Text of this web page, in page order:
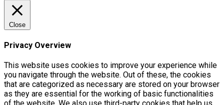
Close
Privacy Overview
This website uses cookies to improve your experience while
you navigate through the website. Out of these, the cookies
that are categorized as necessary are stored on your browser
as they are essential for the working of basic functionalities